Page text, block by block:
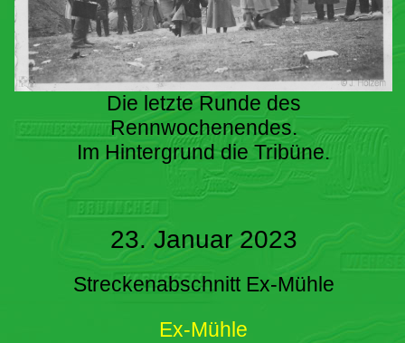
Die letzte Runde des
Rennwochenendes.
Im Hintergrund die Tribüne.
23. Januar 2023
Streckenabschnitt Ex-Mühle
Ex-Mühle